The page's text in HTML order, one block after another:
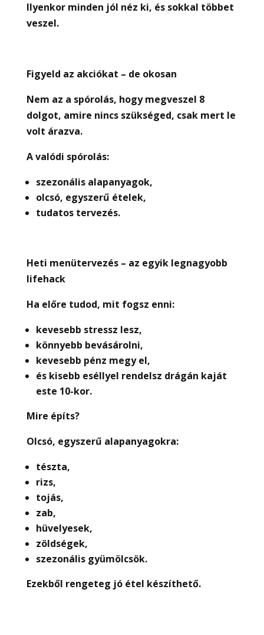
Ilyenkor minden jól néz ki, és sokkal többet
veszel.
Figyeld az akciókat – de okosan
Nem az a spórolás, hogy megveszel 8
dolgot, amire nincs szükséged, csak mert le
volt árazva.
A valódi spórolás:
szezonális alapanyagok,
olcsó, egyszerű ételek,
tudatos tervezés.
Heti menütervezés – az egyik legnagyobb
lifehack
Ha előre tudod, mit fogsz enni:
kevesebb stressz lesz,
könnyebb bevásárolni,
kevesebb pénz megy el,
és kisebb eséllyel rendelsz drágán kaját
este 10-kor.
Mire építs?
Olcsó, egyszerű alapanyagokra:
tészta,
rizs,
tojás,
zab,
hüvelyesek,
zöldségek,
szezonális gyümölcsök.
Ezekből rengeteg jó étel készíthető.